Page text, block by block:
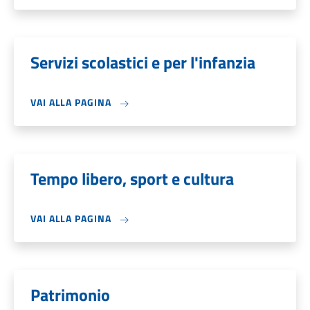
Servizi scolastici e per l'infanzia
VAI ALLA PAGINA
Tempo libero, sport e cultura
VAI ALLA PAGINA
Patrimonio